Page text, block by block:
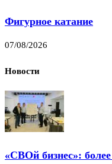
Фигурное катание
07/08/2026
Новости
«СВОй бизнес»: